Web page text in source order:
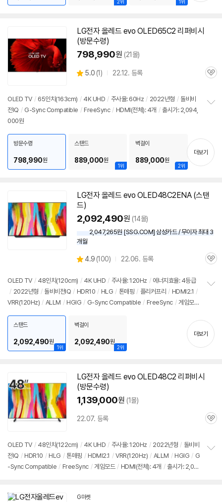
2위 1위
LG전자 올레드 evo OLED65C2 리퍼비시
(방문수령)
798,990원 (21몰)
별
5.0 (상
1) 22.12. 등록
관
OLED TV / 65인치(163cm) / 4K UHD / 주사율: 60Hz / 2022년형 / 돌비비
전IQ / G-Sync Compatible / FreeSync / HDMI(전체): 4개 / 출시가: 2,094,
000원
기
방문수령
798,990원
1위
스탠드
889,000원
2위
벽걸이
889,000원
더보기
LG전자 올레드 evo OLED48C2ENA (스탠
드)
2,092,490원 (14몰)
2,047,265원 [SSG.COM] 삼성카드 / 무이자 최대 3
개월
별
4.9 (상
리
뷰
100) 22.06. 등록
관
OLED TV / 48인치(120cm) / 4K UHD / 주사율: 120Hz / 에너지효율: 4등급
/ 2022년형 / 돌비비전IQ / HDR10 / HLG / 톤매핑 / 플리커프리 / HDMI2.1 /
VRR(120Hz) / ALLM / HGIG / G-Sync Compatible / FreeSync / 게임모
기
1위
스탠드
2,092,490원
2위
벽걸이
2,092,490원
더보기
LG전자 올레드 evo OLED48C2 리퍼비시
(방문수령)
1,139,000원 (1몰)
22.07. 등록
관
OLED TV / 48인치(122cm) / 4K UHD / 주사율: 120Hz / 2022년형 / 돌비비
전IQ / HDR10 / HLG / 톤매핑 / HDMI2.1 / VRR(120Hz) / ALLM / HGIG / G
-Sync Compatible / FreeSync / 게임모드 / HDMI(전체): 4개 / 출시가: 2,04
G마켓